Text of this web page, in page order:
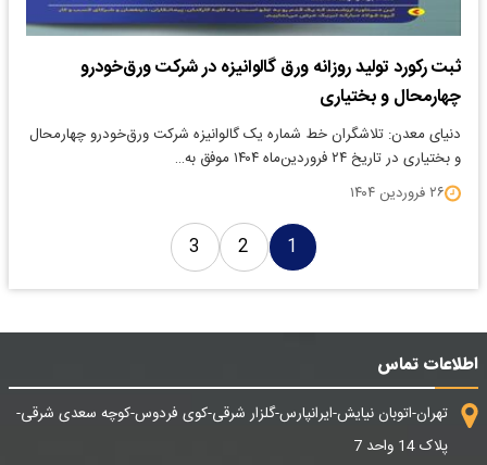
ثبت رکورد تولید روزانه ورق گالوانیزه در شرکت ورق‌خودرو
چهارمحال و بختیاری
دنیای معدن: تلاشگران خط شماره یک گالوانیزه شرکت ورق‌خودرو چهارمحال
و بختیاری در تاریخ ۲۴ فروردین‌ماه ۱۴۰۴ موفق به…
۲۶ فروردین ۱۴۰۴
1
2
3
اطلاعات تماس
تهران-اتوبان نیایش-ایرانپارس-گلزار شرقی-کوی فردوس-کوچه سعدی شرقی-
پلاک 14 واحد 7